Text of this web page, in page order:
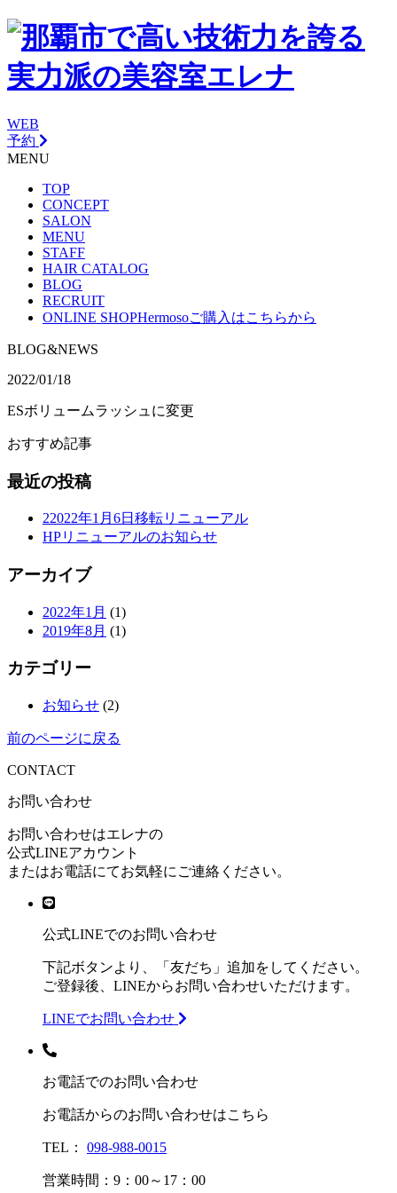
WEB
予約
MENU
TOP
CONCEPT
SALON
MENU
STAFF
HAIR CATALOG
BLOG
RECRUIT
ONLINE SHOPHermosoご購入はこちらから
BLOG&NEWS
2022/01/18
ESボリュームラッシュに変更
おすすめ記事
最近の投稿
22022年1月6日移転リニューアル
HPリニューアルのお知らせ
アーカイブ
2022年1月 (1)
2019年8月 (1)
カテゴリー
お知らせ (2)
前のページに戻る
CONTACT
お問い合わせ
お問い合わせはエレナの
公式LINEアカウント
またはお電話にてお気軽にご連絡ください。
公式LINEでのお問い合わせ
下記ボタンより、「友だち」追加をしてください。
ご登録後、LINEからお問い合わせいただけます。
LINEでお問い合わせ
お電話でのお問い合わせ
お電話からのお問い合わせはこちら
TEL： 098-988-0015
営業時間：9：00～17：00